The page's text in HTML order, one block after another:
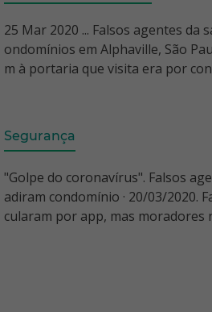
25 Mar 2020 ... Falsos agentes da
ondomínios em Alphaville, São
m à portaria que visita era por
Segurança
"Golpe do coronavírus". Falsos
adiram condomínio · 20/03/2020.
cularam por app, mas moradores